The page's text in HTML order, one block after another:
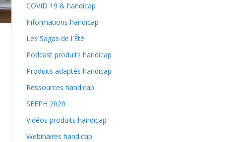
COVID 19 & handicap
Informations handicap
Les Sagas de l'Été
Podcast produits handicap
Produits adaptés handicap
Ressources handicap
SEEPH 2020
Vidéos produits handicap
Webinaires handicap